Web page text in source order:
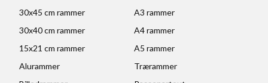
30x45 cm rammer
A3 rammer
30x40 cm rammer
A4 rammer
15x21 cm rammer
A5 rammer
Alurammer
Trærammer